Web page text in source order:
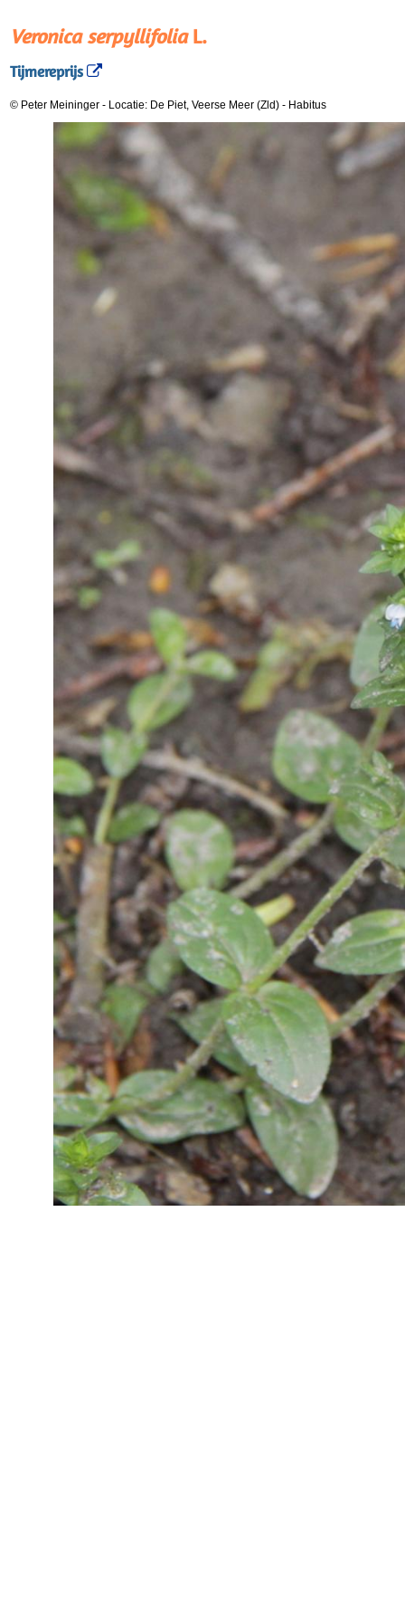
Veronica serpyllifoliaL.
Tijmereprijs
© Peter Meininger - Locatie: De Piet, Veerse Meer (Zld) - Habitus